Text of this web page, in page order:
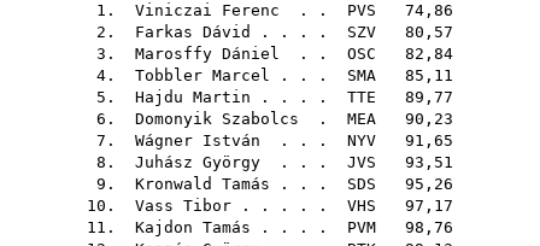
1. Viniczai Ferenc . . PVS 74,86
2. Farkas Dávid . . . . SZV 80,57
3. Marosffy Dániel . . OSC 82,84
4. Tobbler Marcel . . . SMA 85,11
5. Hajdu Martin . . . . TTE 89,77
6. Domonyik Szabolcs . MEA 90,23
7. Wágner István . . . NYV 91,65
8. Juhász György . . . JVS 93,51
9. Kronwald Tamás . . . SDS 95,26
10. Vass Tibor . . . . . VHS 97,17
11. Kajdon Tamás . . . . PVM 98,76